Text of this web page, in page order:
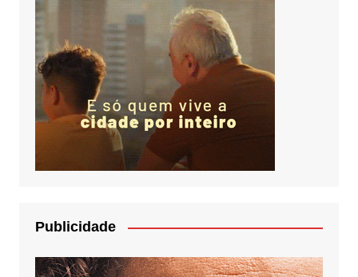
Publicidade